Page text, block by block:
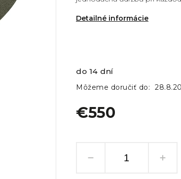
Detailné informácie
€550
do 14 dní
Môžeme doručiť do: